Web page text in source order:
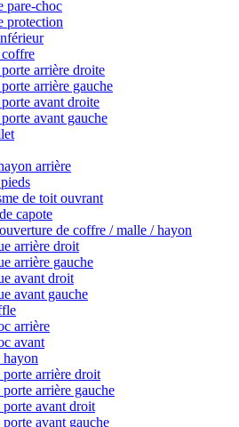
pare-choc
protection
arrière droite
arrière gauche
avant droite
avant gauche
arrière
de toit ouvrant
capote
de coffre / malle / hayon
arrière droit
arrière gauche
avant droit
avant gauche
arrière
avant
hayon
porte arrière droit
porte arrière gauche
porte avant droit
porte avant gauche